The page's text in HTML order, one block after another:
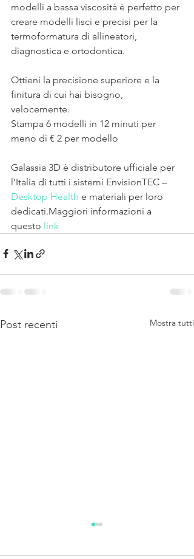
modelli a bassa viscosità è perfetto per
creare modelli lisci e precisi per la
termoformatura di allineatori,
diagnostica e ortodontica.
Ottieni la precisione superiore e la
finitura di cui hai bisogno,
velocemente.
Stampa 6 modelli in 12 minuti per
meno di € 2 per modello
Galassia 3D è distributore ufficiale per
l’Italia di tutti i sistemi EnvisionTEC –
Desktop Health e materiali per loro
dedicati.Maggiori informazioni a
questo link
Post recenti Mostra tutti